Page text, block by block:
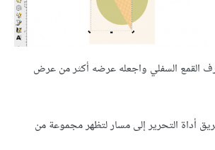
السفلي واجعله عرضه أكثر من عرض
أداة التحرير إلى مسار لتظهر مجموعة من